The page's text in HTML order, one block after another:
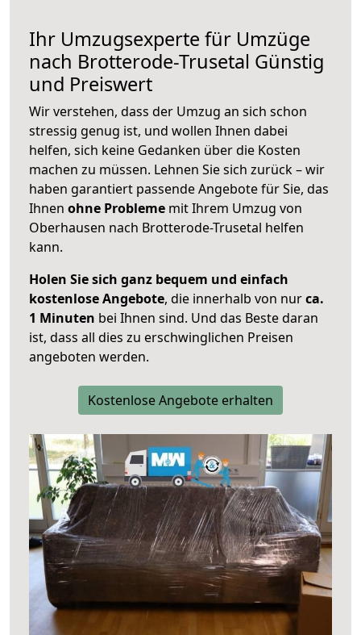
Ihr Umzugsexperte für Umzüge
nach Brotterode-Trusetal Günstig
und Preiswert
Wir verstehen, dass der Umzug an sich schon
stressig genug ist, und wollen Ihnen dabei
helfen, sich keine Gedanken über die Kosten
machen zu müssen. Lehnen Sie sich zurück – wir
haben garantiert passende Angebote für Sie, das
Ihnen ohne Probleme mit Ihrem Umzug von
Oberhausen nach Brotterode-Trusetal helfen
kann.
Holen Sie sich ganz bequem und einfach
kostenlose Angebote, die innerhalb von nurca.
1 Minuten bei Ihnen sind. Und das Beste daran
ist, dass all dies zu erschwinglichen Preisen
angeboten werden.
Kostenlose Angebote erhalten